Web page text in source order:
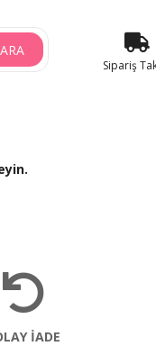
ARA
Sipariş
İADE